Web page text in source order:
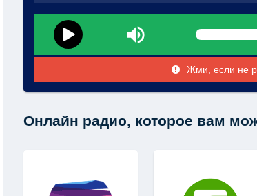
Жми, если не
Онлайн радио, которое вам